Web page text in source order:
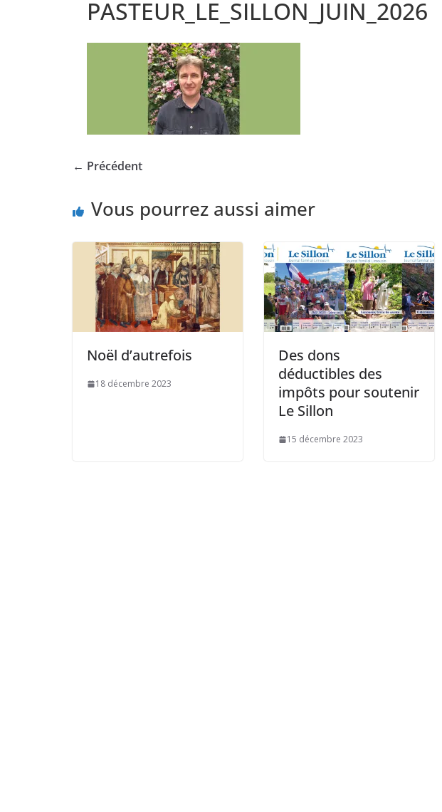
PASTEUR_LE_SILLON_JUIN_2026
← Précédent
Vous pourrez aussi aimer
Noël d’autrefois
18 décembre 2023
Des dons
déductibles des
impôts pour soutenir
Le Sillon
15 décembre 2023